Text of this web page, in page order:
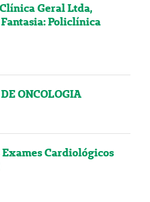
Geral Ltda,
Policlínica
ONCOLOGIA
Cardiológicos